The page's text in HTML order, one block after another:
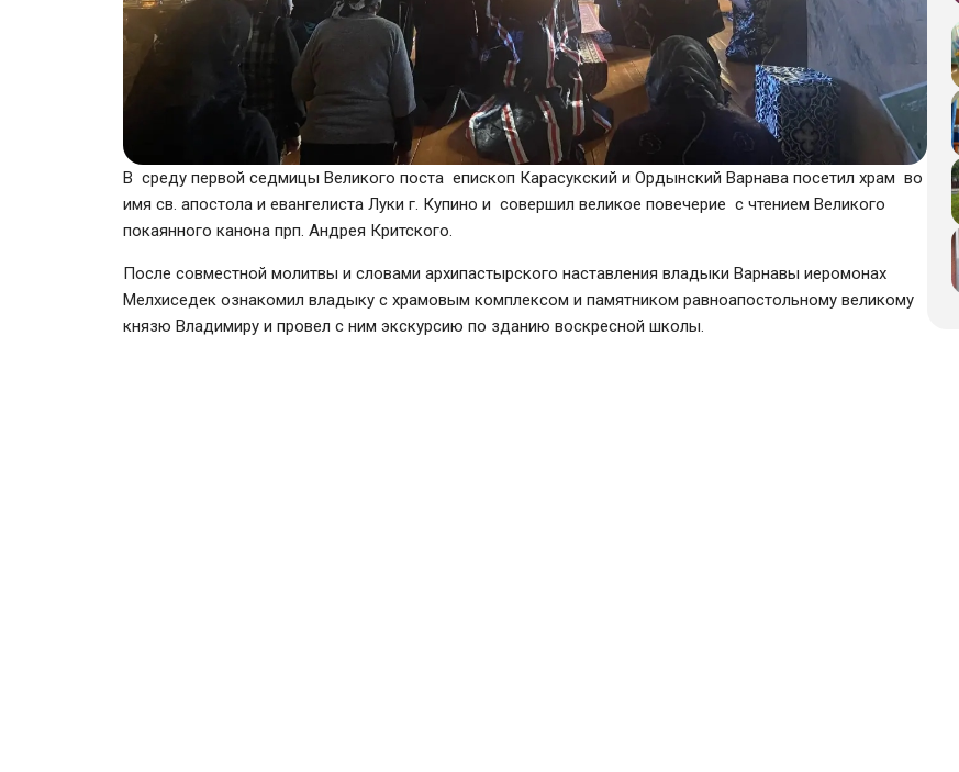
В среду первой седмицы Великого поста епископ Карасукский и Ордынский Варнава посетил храм во
имя св. апостола и евангелиста Луки г. Купино и совершил великое повечерие с чтением Великого
покаянного канона прп. Андрея Критского.
После совместной молитвы и словами архипастырского наставления владыки Варнавы иеромонах
Мелхиседек ознакомил владыку с храмовым комплексом и памятником равноапостольному великому
князю Владимиру и провел с ним экскурсию по зданию воскресной школы.